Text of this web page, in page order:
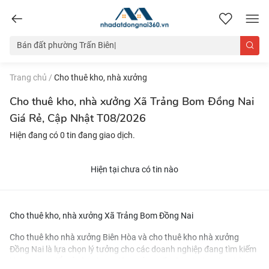
nhadatdongnai360.vn
Trang chủ / Cho thuê kho, nhà xưởng
Cho thuê kho, nhà xưởng Xã Trảng Bom Đồng Nai
Giá Rẻ, Cập Nhật T08/2026
Hiện đang có 0 tin đang giao dịch.
Hiện tại chưa có tin nào
Cho thuê kho, nhà xưởng Xã Trảng Bom Đồng Nai
Cho thuê kho nhà xưởng Biên Hòa và cho thuê kho nhà xưởng
Đồng Nai là lựa chọn lý tưởng cho các doanh nghiệp đang tìm kiếm